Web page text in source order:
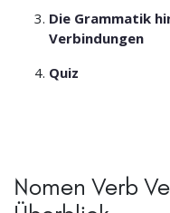
Die Grammatik
Verbindungen
Quiz
Nomen Verb